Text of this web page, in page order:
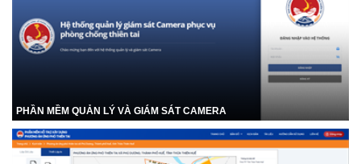
PHẦN MỀM QUẢN LÝ VÀ GIÁM SÁT CAMERA